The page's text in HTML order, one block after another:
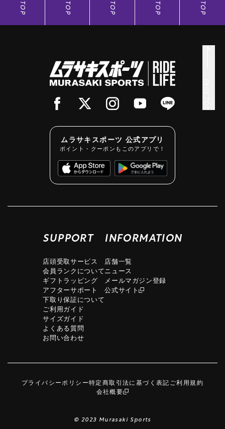
TOP TOP TOP TOP TOP
ムラサキスポーツ 公式アプリ
ポイント・クーポンもこのアプリで！
SUPPORT
店頭受取サービス
会員ランクについて
ギフトラッピング
アフターサポート
下取り保証について
ご利用ガイド
サイズガイド
よくある質問
お問い合わせ
INFORMATION
店舗一覧
ニュース
メールマガジン登録
公式サイト
プライバシーポリシー特定商取引法に基づく表記ご利用規約
会社概要
© 2023 Murasaki Sports